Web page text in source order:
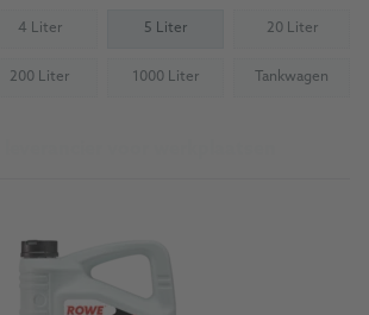
4 Liter
(Not available) 5 Liter 20 Liter
(Not
200 Liter(Not available) 1000 Liter(Not available)Tankwagen
(Not